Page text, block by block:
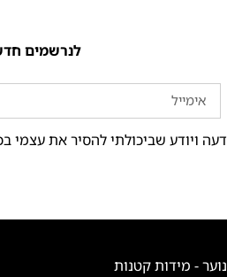
לנרשמים חדשים 10% הנחה
ויודע שביכולתי להסיר את עצמי
נוער - מידות קטנות